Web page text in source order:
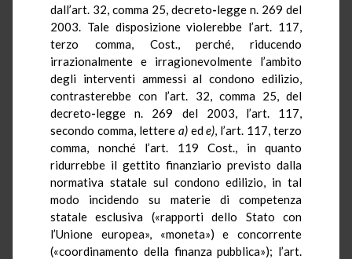
dall’art. 32, comma 25, decreto-legge n. 269 del
2003. Tale disposizione violerebbe l’art. 117,
terzo comma, Cost., perché, riducendo
irrazionalmente e irragionevolmente l’ambito
degli interventi ammessi al condono edilizio,
contrasterebbe con l’art. 32, comma 25, del
decreto-legge n. 269 del 2003, l’art. 117,
secondo comma, lettere a)ede), l’art. 117, terzo
comma, nonché l’art. 119 Cost., in quanto
ridurrebbe il gettito finanziario previsto dalla
normativa statale sul condono edilizio, in tal
modo incidendo su materie di competenza
statale esclusiva («rapporti dello Stato con
l’Unione europea», «moneta») e concorrente
(«coordinamento della finanza pubblica»); l’art.